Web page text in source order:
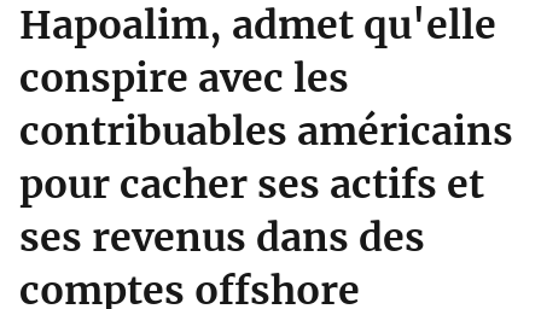
Hapoalim, admet qu'elle
conspire avec les
contribuables américains
pour cacher ses actifs et
ses revenus dans des
comptes offshore